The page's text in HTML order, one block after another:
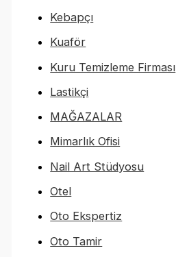
Kebapçı
Kuaför
Kuru Temizleme Firması
Lastikçi
MAĞAZALAR
Mimarlık Ofisi
Nail Art Stüdyosu
Otel
Oto Ekspertiz
Oto Tamir